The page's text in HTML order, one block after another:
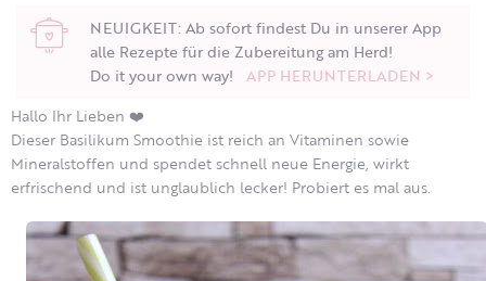
NEUIGKEIT: Ab sofort findest Du in unserer App
alle Rezepte für die Zubereitung am Herd!
Do it your own way! APP HERUNTERLADEN >
Hallo Ihr Lieben ❤️
Dieser Basilikum Smoothie ist reich an Vitaminen sowie
Mineralstoffen und spendet schnell neue Energie, wirkt
erfrischend und ist unglaublich lecker! Probiert es mal aus.